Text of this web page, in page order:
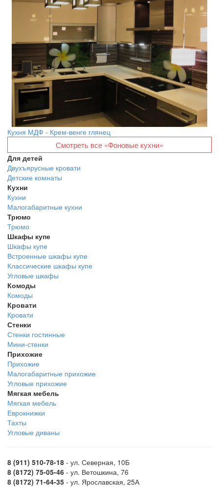
Кухня МДФ - Крем-венге глянец
Смотреть все «Фоновые кухни»
Для детей
Двухъярусные кровати
Детские комнаты
Кухни
Кухни
Малогабаритные кухни
Трюмо
Трюмо
Шкафы купе
Шкафы купе
Встроенные шкафы купе
Классические шкафы купе
Угловые шкафы
Комоды
Комоды
Кровати
Кровати
Стенки
Стенки гостинные
Мини-стенки
Прихожие
Прихожие
Малогабаритные прихожие
Угловые прихожие
Мягкая мебель
Мягкая мебель
Еврокнижки
Тахты
Угловые диваны
8 (911) 510-78-18 - ул. Северная, 10Б
8 (8172) 75-05-46 - ул. Ветошкина, 76
8 (8172) 71-64-35 - ул. Ярославская, 25А